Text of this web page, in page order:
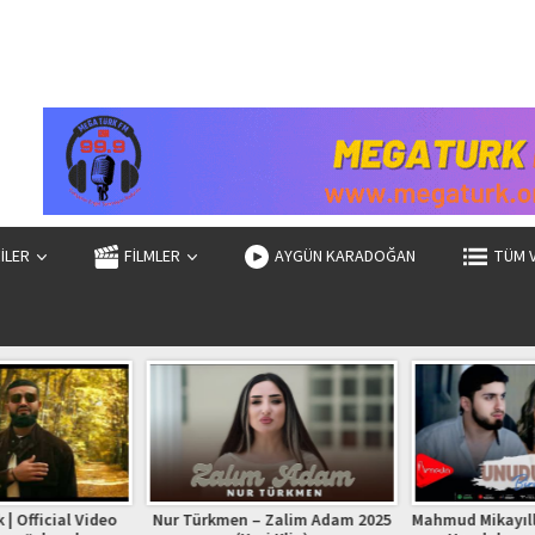
FİLMLER AYGÜN KARADOĞAN TÜM
| Official Video
Nur Türkmen – Zalim Adam 2025
Mahmud